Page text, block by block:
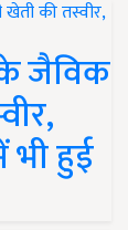
जैविक
हुई